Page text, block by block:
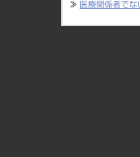
≫ 医療関係者でな